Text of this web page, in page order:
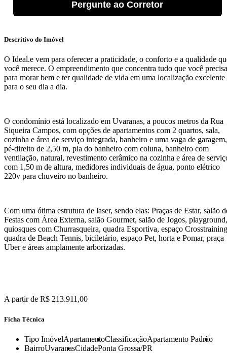
Pergunte ao Corretor
Descritivo do Imóvel
O Ideal.e vem para oferecer a praticidade, o conforto e a qualidade
você merece. O empreendimento que concentra tudo que você precisa
para morar bem e ter qualidade de vida em uma localização excelente
para o seu dia a dia.
O condomínio está localizado em Uvaranas, a poucos metros da Rua
Siqueira Campos, com opções de apartamentos com 2 quartos, sala,
cozinha e área de serviço integrada, banheiro e uma vaga de garagem,
pé-direito de 2,50 m, pia do banheiro com coluna, banheiro com
ventilação, natural, revestimento cerâmico na cozinha e área de
com 1,50 m de altura, medidores individuais de água, ponto elétrico
220v para chuveiro no banheiro.
Com uma ótima estrutura de laser, sendo elas: Praças de Estar, salão
Festas com Área Externa, salão Gourmet, salão de Jogos, playground,
quiosques com Churrasqueira, quadra Esportiva, espaço
quadra de Beach Tennis, biciletário, espaço Pet, horta e Pomar, praça
Uber e áreas amplamente arborizadas.
A partir de R$ 213.911,00
Ficha Técnica
Tipo ImóvelApartamentoClassificaçãoApartamento Padrão
BairroUvaranasCidadePonta Grossa/PR